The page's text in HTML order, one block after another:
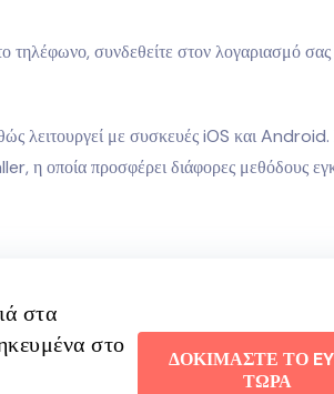
συνδεθείτε στον λογαριασμό σας
λειτουργεί με συσκευές iOS και Android.
η οποία προσφέρει διάφορες μεθόδους
στα
στο
ΔΟΚΙΜΑΣΤΕ ΤΟ
ΤΩΡΑ